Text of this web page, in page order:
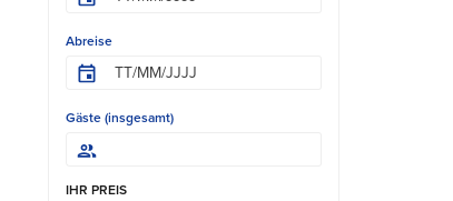
Abreise
Gäste (insgesamt)
IHR PREIS